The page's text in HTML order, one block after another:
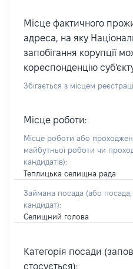
Місце фактичного
адреса, на яку
запобігання корупції
кореспонденцію
Збігається з місцем
Місце роботи:
Місце роботи або
майбутньої роботи чи
кандидатів):
Теплицька селищна рада
Займана посада (або
кандидат):
Селищний голова
Категорія посади
стосується):